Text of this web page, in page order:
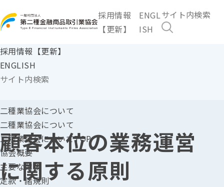
採用情報
【更新】
ENGL
ISH
採用情報【更新】
ENGLISH
二種業協会について
二種業協会について
二種業協会についてTOP
協会概要
主要な業務
定款・諸規則
顧客本位の業務運営
に関する原則